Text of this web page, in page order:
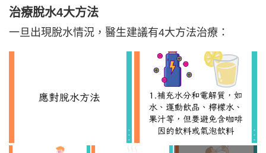
治療脫水4大方法
一旦出現脫水情況，醫生建議有4大方法治療：